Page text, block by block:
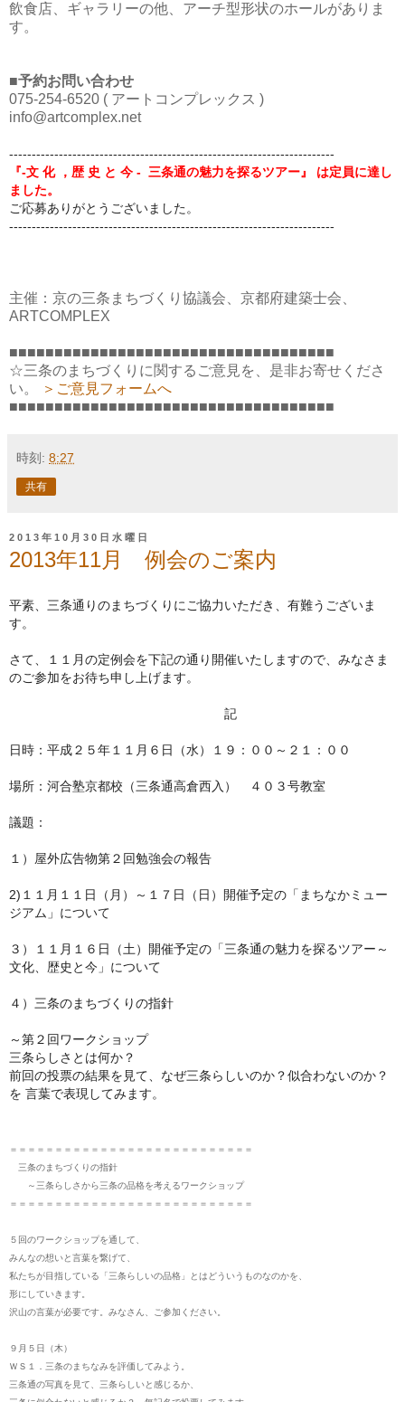
飲食店、ギャラリーの他、アーチ型形状のホールがありま
す。
■予約お問い合わせ
075-254-6520 ( アートコンプレックス )
info@artcomplex.net
------------------------------------------------------------------------
『-文 化 ，歴 史 と 今 - 三条通の魅力を探るツアー』 は定員に達し
ました。
ご応募ありがとうございました。
------------------------------------------------------------------------
主催：京の三条まちづくり協議会、京都府建築士会、
ARTCOMPLEX
■■■■■■■■■■■■■■■■■■■■■■■■■■■■■■■■■■■■
☆三条のまちづくりに関するご意見を、是非お寄せくださ
い。
＞ご意見フォームへ
■■■■■■■■■■■■■■■■■■■■■■■■■■■■■■■■■■■■
時刻: 8:27
共有
2013年10月30日水曜日
2013年11月 例会のご案内
平素、三条通りのまちづくりにご協力いただき、 有難うございま
す。
さて、１１月の定例会を下記の通り開催いたしますので、 みなさま
のご参加をお待ち申し上げます。
記
日時：平成２５年１１月６日（水）１９：００～２１：００
場所：河合塾京都校（三条通高倉西入） ４０３号教室
議題：
１）屋外広告物第２回勉強会の報告
2)１１月１１日（月）～１７日（日）開催予定の「 まちなかミュー
ジアム」について
３）１１月１６日（土）開催予定の「三条通の魅力を探るツアー～
文化、歴史と今」について
４）三条のまちづくりの指針
～第２回ワークショップ
三条らしさとは何か？
前回の投票の結果を見て、なぜ三条らしいのか？似合わないのか？
を 言葉で表現してみます。
＝＝＝＝＝＝＝＝＝＝＝＝＝＝＝＝＝＝＝＝＝＝＝＝＝＝＝
三条のまちづくりの指針
～三条らしさから三条の品格を考えるワークショップ
＝＝＝＝＝＝＝＝＝＝＝＝＝＝＝＝＝＝＝＝＝＝＝＝＝＝＝
５回のワークショップを通して、
みんなの想いと言葉を繋げて、
私たちが目指している「三条らしいの品格」とはどういうものなのかを、
形にしていきます。
沢山の言葉が必要です。みなさん、ご参加ください。
９月５日（木）
ＷＳ１．三条のまちなみを評価してみよう。
三条通の写真を見て、三条らしいと感じるか、